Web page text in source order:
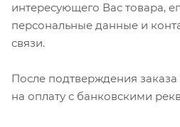
интересующего Вас товара,
персональные данные и
связи.
После подтверждения
на оплату с банковскими